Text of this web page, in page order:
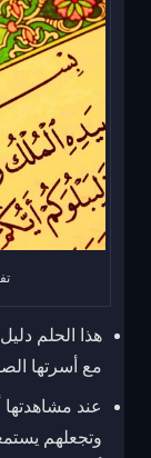
هذا الحلم
مع أسرتها
عند مشاهدتها
وتجعلهم